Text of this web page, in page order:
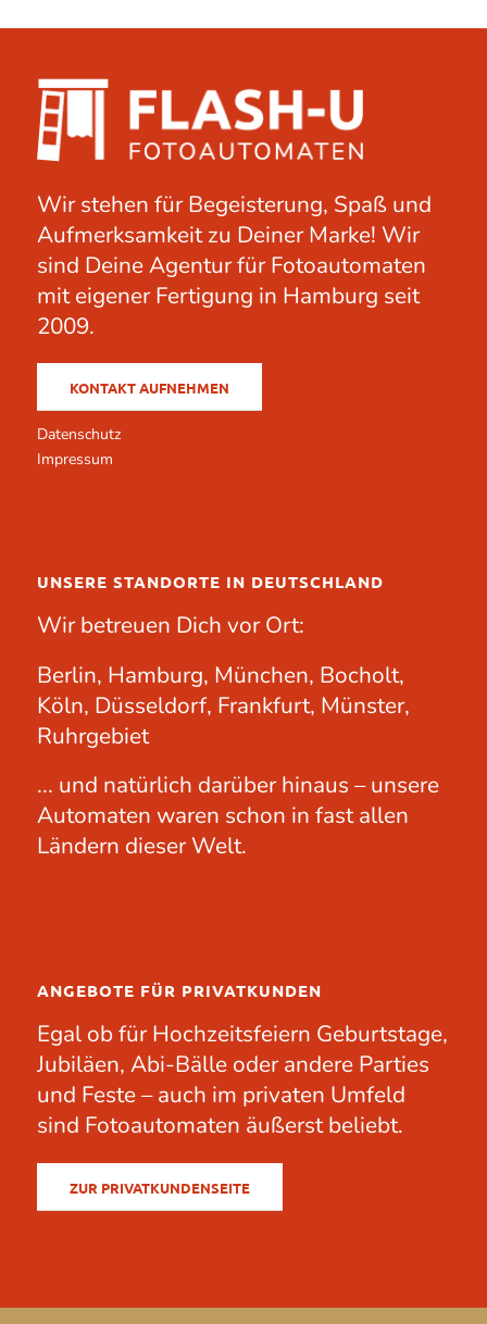
Wir stehen für Begeisterung, Spaß und
Aufmerksamkeit zu Deiner Marke! Wir
sind Deine Agentur für Fotoautomaten
mit eigener Fertigung in Hamburg seit
2009.
KONTAKT AUFNEHMEN
Datenschutz
Impressum
UNSERE STANDORTE IN DEUTSCHLAND
Wir betreuen Dich vor Ort:
Berlin, Hamburg, München, Bocholt,
Köln, Düsseldorf, Frankfurt, Münster,
Ruhrgebiet
... und natürlich darüber hinaus – unsere
Automaten waren schon in fast allen
Ländern dieser Welt.
ANGEBOTE FÜR PRIVATKUNDEN
Egal ob fürHochzeitsfeiern Geburtstage,
Jubiläen, Abi-Bälle oder andere Parties
und Feste – auch im privaten Umfeld
sind Fotoautomaten äußerst beliebt.
ZUR PRIVATKUNDENSEITE